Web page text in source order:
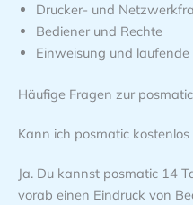
Drucker- und
Bediener und Rechte
Einweisung und
Häufige Fragen zur
Kann ich posmatic kostenlos
Ja. Du kannst posmatic 14
vorab einen Eindruck von